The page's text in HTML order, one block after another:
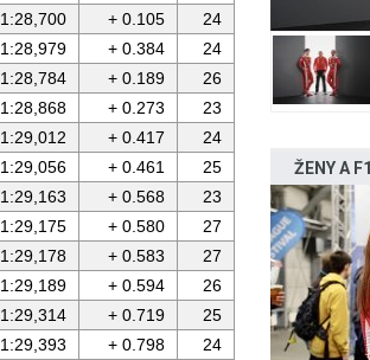
1:28,700 + 0.105
24
1:28,979 + 0.384
24
1:28,784 + 0.189
26
1:28,868 + 0.273
23
1:29,012 + 0.417
24
1:29,056 + 0.461
25
1:29,163 + 0.568
23
1:29,175 + 0.580
27
1:29,178 + 0.583
27
1:29,189 + 0.594
26
1:29,314 + 0.719
25
1:29,393 + 0.798
24
ŽENY A F1